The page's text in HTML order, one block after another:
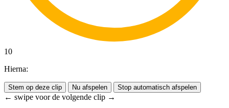
10
Hierna:
Stem op deze clip Nu afspelen Stop automatisch afspelen
← swipe voor de volgende clip →